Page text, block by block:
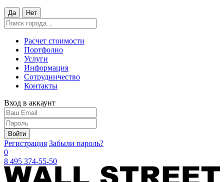
Да Нет
Расчет стоимости
Портфолио
Услуги
Информация
Сотрудничество
Контакты
Вход в аккаунт
Войти
Регистрация Забыли пароль?
0
8 495 374-55-50